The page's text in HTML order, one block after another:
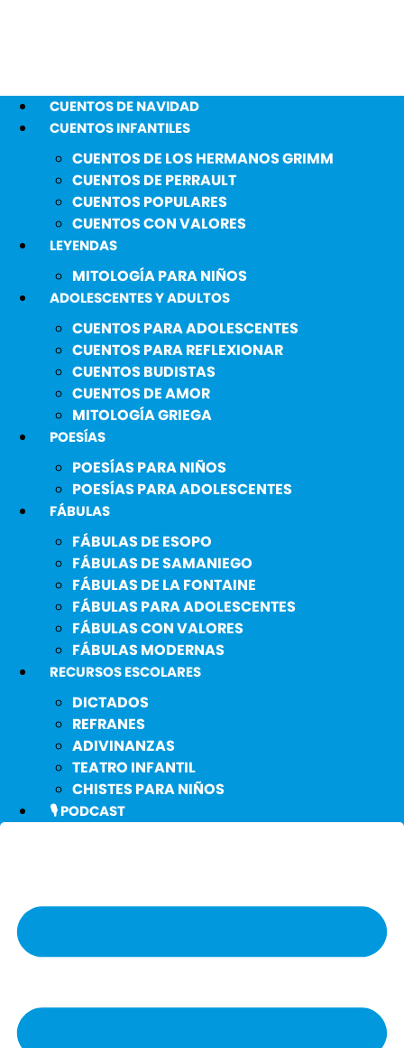
CUENTOS DE NAVIDAD
CUENTOS INFANTILES
CUENTOS DE LOS HERMANOS GRIMM
CUENTOS DE PERRAULT
CUENTOS POPULARES
CUENTOS CON VALORES
LEYENDAS
MITOLOGÍA PARA NIÑOS
ADOLESCENTES Y ADULTOS
CUENTOS PARA ADOLESCENTES
CUENTOS PARA REFLEXIONAR
CUENTOS BUDISTAS
CUENTOS DE AMOR
MITOLOGÍA GRIEGA
POESÍAS
POESÍAS PARA NIÑOS
POESÍAS PARA ADOLESCENTES
FÁBULAS
FÁBULAS DE ESOPO
FÁBULAS DE SAMANIEGO
FÁBULAS DE LA FONTAINE
FÁBULAS PARA ADOLESCENTES
FÁBULAS CON VALORES
FÁBULAS MODERNAS
RECURSOS ESCOLARES
DICTADOS
REFRANES
ADIVINANZAS
TEATRO INFANTIL
CHISTES PARA NIÑOS
🎙️ PODCAST